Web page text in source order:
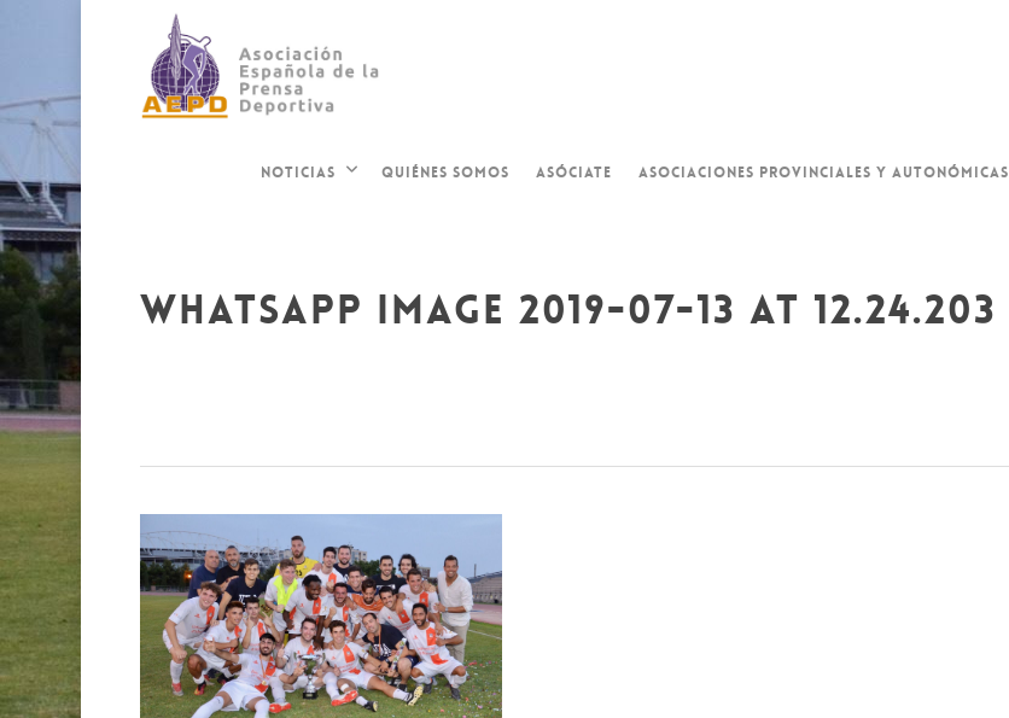
NOTICIAS QUIÉNES SOMOS ASÓCIATE ASOCIACIONES PROVINCIALES Y AUTONÓMICAS
whatsapp image 2019-07-13 at 12.24.203